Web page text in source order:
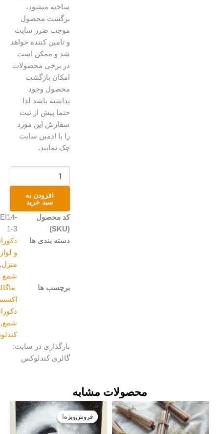
ساخته میشود،
برگشت محصول
موجب ضرر سایت
و تامین کننده خواهد
شد و ممکن است
در برخی محصولات
امکان بازگشت
محصول وجود
نداشته باشد لذا
حتما پیش از ثبت
سفارش این مورد
را با ادمین سایت
چک نمایید.
افزودن به
سبد خرید
کد محصول
REI14-
دسته بندی ها
دکوراتیو
و لوازم
,
برچسب ها
ماگالری,
اکسسوری,
دکوراتیو,
,
کندلوس
بارگذاری در سایت:
گالری کندلوکس
محصولات مشابه
فروش‌ویژه!
فروش‌ویژه!
قیمت
اصلی:
تومان۱۹۰۰۰۰۰
بود.
قیمت
فعلی:
تومان۱۷۰۰۰۰۰.